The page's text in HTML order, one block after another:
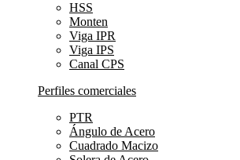
HSS
Monten
Viga IPR
Viga IPS
Canal CPS
Perfiles comerciales
PTR
Ángulo de Acero
Cuadrado Macizo